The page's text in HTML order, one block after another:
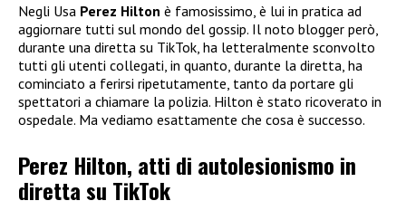
Negli Usa Perez Hilton è famosissimo, è lui in pratica ad
aggiornare tutti sul mondo del gossip. Il noto blogger però,
durante una diretta su TikTok, ha letteralmente sconvolto
tutti gli utenti collegati, in quanto, durante la diretta, ha
cominciato a ferirsi ripetutamente, tanto da portare gli
spettatori a chiamare la polizia. Hilton è stato ricoverato in
ospedale. Ma vediamo esattamente che cosa è successo.
Perez Hilton, atti di autolesionismo in
diretta su TikTok